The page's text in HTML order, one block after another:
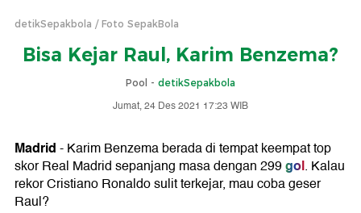
detikSepakbola Foto SepakBola
Bisa Kejar Raul, Karim Benzema?
Pool - detikSepakbola
Jumat, 24 Des 2021 17:23 WIB
Madrid- Karim Benzema berada di tempat keempat top
skor Real Madrid sepanjang masa dengan 299gol. Kalau
rekor Cristiano Ronaldo sulit terkejar, mau coba geser
Raul?